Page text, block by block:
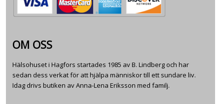
OM OSS
Hälsohuset i Hagfors startades 1985 av B. Lindberg och har
sedan dess verkat för att hjälpa människor till ett sundare liv.
Idag drivs butiken av Anna-Lena Eriksson med familj.